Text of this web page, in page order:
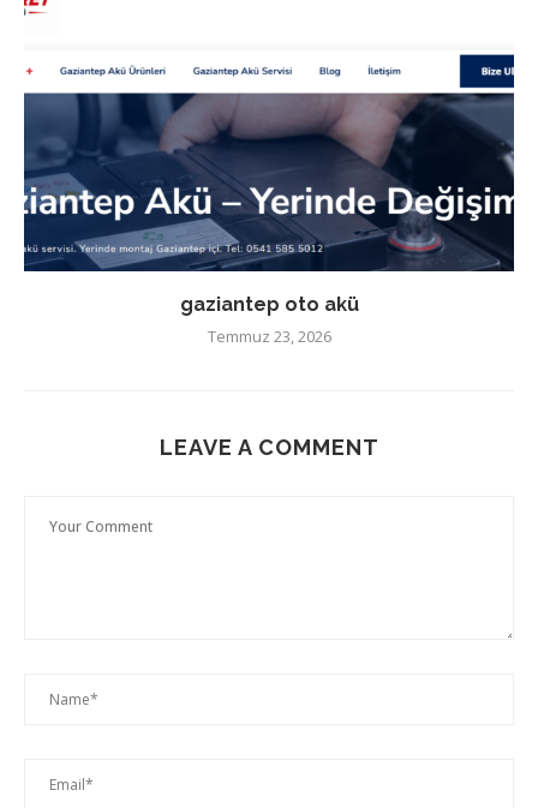
gaziantep oto akü
Temmuz 23, 2026
LEAVE A COMMENT